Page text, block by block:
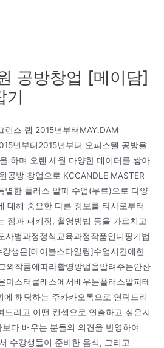
공방창업 [메이담]
기
런스 랩 2015년부터MAY.DAM
년부터2015년부터 오피스텔 공방을
하며 오랜 세월 다양한 데이터를 쌓아
공방 창업으로 KCCANDLE MASTER
별한 플러스 알파 수업(무료)으로 다양
대해 중요한 다른 정보를 타사로부터
점과 패키징, 촬영방법 등을 가르치고
사범과정정식교육과정작품인디핑기법
생은[테이블스타일링]수업시간에한
외작품에따라촬영방법을알려주는안산
마스터클래스에서배우는플러스알파테
에 해당하는 주카카오톡으로 연락드리
드리고 어떤 컨셉으로 연출하고 싶은지
다 배우는 분들의 의견을 반영하여
수강생들이 준비한 음식, 그리고